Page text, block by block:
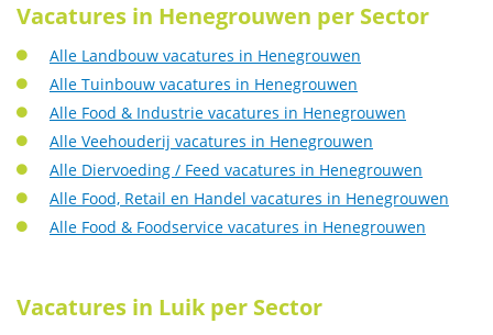
Vacatures in Henegrouwen per Sector
Alle Landbouw vacatures in Henegrouwen
Alle Tuinbouw vacatures in Henegrouwen
Alle Food & Industrie vacatures in Henegrouwen
Alle Veehouderij vacatures in Henegrouwen
Alle Diervoeding / Feed vacatures in Henegrouwen
Alle Food, Retail en Handel vacatures in Henegrouwen
Alle Food & Foodservice vacatures in Henegrouwen
Vacatures in Luik per Sector